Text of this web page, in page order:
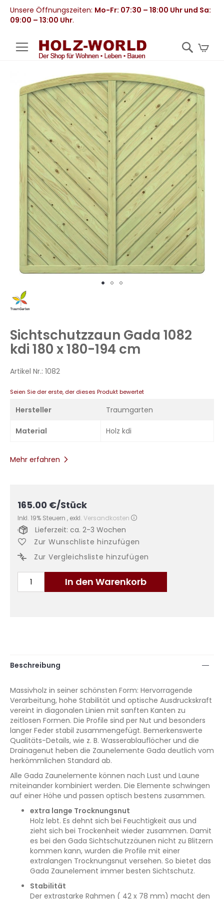
Unsere Öffnungszeiten: Mo-Fr: 07:30 – 18:00 Uhr und Sa:
09:00 – 13:00 Uhr.
Ende
der
Bildergalerie
springen
Zum
Anfang
springen
Sichtschutzzaun Gada 1082
kdi 180 x 180-194 cm
Artikel Nr.: 1082
Seien Sie der erste, der dieses Produkt bewertet
Hersteller Traumgarten
Material Holz kdi
Mehr erfahren
165.00 €/Stück
Inkl. 19% Steuern , exkl. Versandkosten
In den Warenkorb
Lieferzeit: ca. 2-3 Wochen
Zur Wunschliste hinzufügen
Zur Vergleichsliste hinzufügen
Beschreibung
Massivholz in seiner schönsten Form: Hervorragende
Verarbeitung, hohe Stabilität und optische Ausdruckskraft
vereint in diagonalen Linien mit sanften Kanten zu
zeitlosen Formen. Die Profile sind per Nut und besonders
langer Feder stabil zusammengefügt. Bemerkenswerte
Qualitäts-Details, wie z. B. Wasserablauflöcher und die
Drainagenut heben die Zaunelemente Gada deutlich vom
herkömmlichen Standard ab.
Alle Gada Zaunelemente können nach Lust und Laune
miteinander kombiniert werden. Die Elemente schwingen
auf einer Höhe und passen optisch bestens zusammen.
extra lange Trocknungsnut
Holz lebt. Es dehnt sich bei Feuchtigkeit aus und
zieht sich bei Trockenheit wieder zusammen. Damit
es bei den Gada Sichtschutzzäunen nicht zu Blitzern
kommen kann, wurden die Profile mit einer
extralangen Trocknungsnut versehen. So bietet das
Gada Zaunelement immer besten Sichtschutz.
Stabilität
Der extrastarke Rahmen ( 42 x 78 mm) macht den